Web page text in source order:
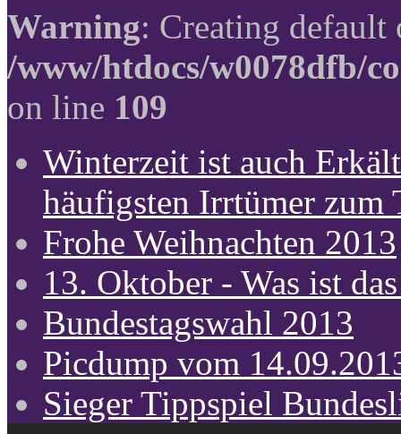
Warning: Creating
/www/htdocs/w0078dfb/
on line 109
Winterzeit ist auch
häufigsten Irrtümer zum
Frohe Weihnachten 2013
13. Oktober - Was ist
Bundestagswahl 2013
Picdump vom
Sieger Tippspiel